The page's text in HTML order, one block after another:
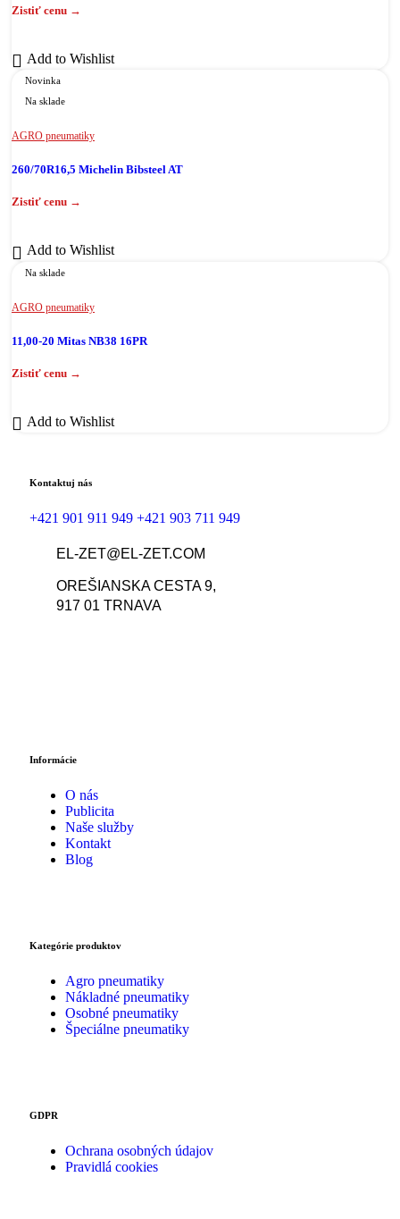
Add to Wishlist
Novinka
Na sklade
AGRO pneumatiky
260/70R16,5 Michelin Bibsteel AT
Add to Wishlist
Na sklade
AGRO pneumatiky
11,00-20 Mitas NB38 16PR
Add to Wishlist
Kontaktuj nás
+421 901 911 949 +421 903 711 949
EL-ZET@EL-ZET.COM
OREŠIANSKA CESTA 9,
917 01 TRNAVA
Informácie
O nás
Publicita
Naše služby
Kontakt
Blog
Kategórie produktov
Agro pneumatiky
Nákladné pneumatiky
Osobné pneumatiky
Špeciálne pneumatiky
GDPR
Ochrana osobných údajov
Pravidlá cookies